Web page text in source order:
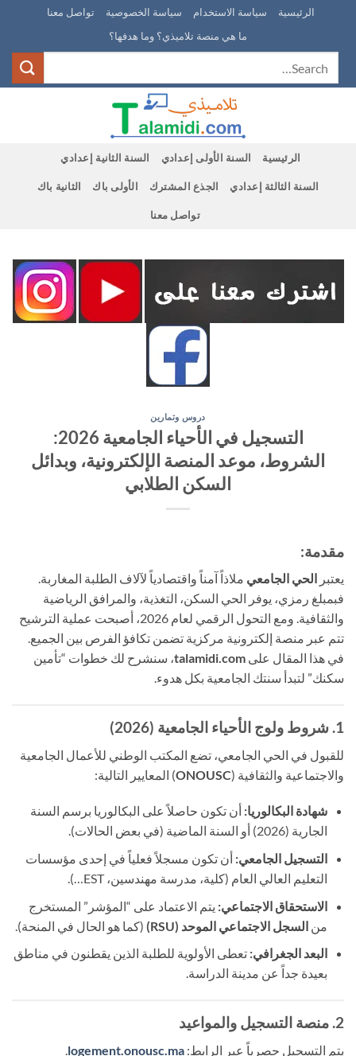
content
الرئيسية سياسة الاستخدام سياسة الخصوصية
تواصل معنا
ما هي منصة تلاميذي؟ وما هدفها؟
الرئيسية السنة الأولى إعدادي السنة الثانية إعدادي
السنة الثالثة إعدادي الجذع المشترك الأولى باك الثانية باك
تواصل معنا
دروس وتمارين
التسجيل في الأحياء الجامعية 2026:
الشروط، موعد المنصة الإلكترونية، وبدائل
السكن الطلابي
مقدمة:
يعتبر الحي الجامعي ملاذاً آمناً واقتصادياً لآلاف الطلبة المغاربة.
فبمبلغ رمزي، يوفر الحي السكن، التغذية، والمرافق الرياضية
والثقافية. ومع التحول الرقمي لعام 2026، أصبحت عملية الترشيح
تتم عبر منصة إلكترونية مركزية تضمن تكافؤ الفرص بين الجميع.
في هذا المقال على talamidi.com، سنشرح لك خطوات “تأمين
سكنك” لتبدأ سنتك الجامعية بكل هدوء.
1. شروط ولوج الأحياء الجامعية (2026)
للقبول في الحي الجامعي، تضع المكتب الوطني للأعمال الجامعية
والاجتماعية والثقافية (ONOUSC) المعايير التالية:
شهادة البكالوريا: أن تكون حاصلاً على البكالوريا برسم السنة
الجارية (2026) أو السنة الماضية (في بعض الحالات).
التسجيل الجامعي: أن تكون مسجلاً فعلياً في إحدى مؤسسات
التعليم العالي العام (كلية، مدرسة مهندسين، EST…).
الاستحقاق الاجتماعي: يتم الاعتماد على “المؤشر” المستخرج
من السجل الاجتماعي الموحد (RSU)
(كما هو الحال في المنحة).
البعد الجغرافي: تعطى الأولوية للطلبة الذين يقطنون في مناطق
بعيدة جداً عن مدينة الدراسة.
2. منصة التسجيل والمواعيد
يتم التسجيل حصرياً عبر الرابط: logement.onousc.ma